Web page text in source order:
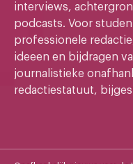
interviews,
podcasts. Voor
professionele
ideeen en bijdragen
journalistieke
redactiestatuut,